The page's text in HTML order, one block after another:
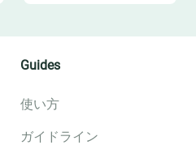
Guides
使い方
ガイドライン